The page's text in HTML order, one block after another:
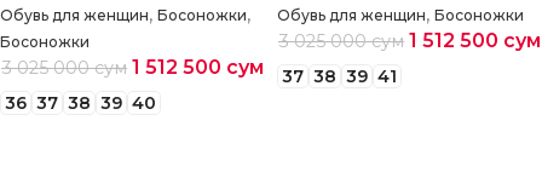
Обувь для женщин, Босоножки,
Босоножки
3 025 000сум 1 512 500 сум
36 37 38 39 40
Обувь для женщин, Босоножки
3 025 000сум 1 512 500 сум
37 38 39 41